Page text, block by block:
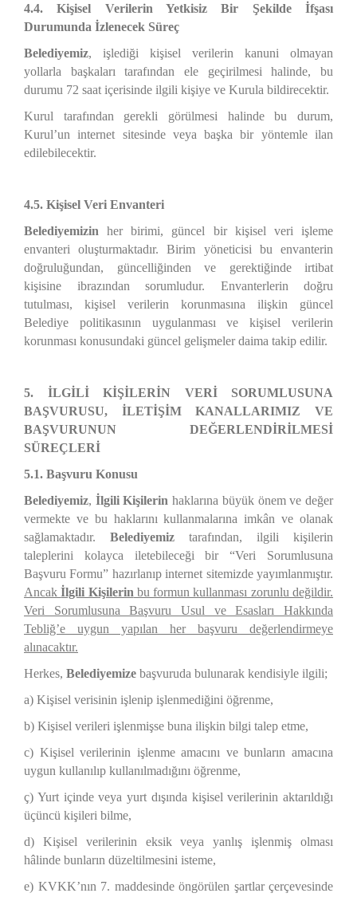
4.4. Kişisel Verilerin Yetkisiz Bir Şekilde İfşası
Durumunda İzlenecek Süreç
Belediyemiz, işlediği kişisel verilerin kanuni olmayan
yollarla başkaları tarafından ele geçirilmesi halinde, bu
durumu 72 saat içerisinde ilgili kişiye ve Kurula bildirecektir.
Kurul tarafından gerekli görülmesi halinde bu durum,
Kurul’un internet sitesinde veya başka bir yöntemle ilan
edilebilecektir.
4.5. Kişisel Veri Envanteri
Belediyemizin her birimi, güncel bir kişisel veri işleme
envanteri oluşturmaktadır. Birim yöneticisi bu envanterin
doğruluğundan, güncelliğinden ve gerektiğinde irtibat
kişisine ibrazından sorumludur. Envanterlerin doğru
tutulması, kişisel verilerin korunmasına ilişkin güncel
Belediye politikasının uygulanması ve kişisel verilerin
korunması konusundaki güncel gelişmeler daima takip edilir.
5. İLGİLİ KİŞİLERİN VERİ SORUMLUSUNA
BAŞVURUSU, İLETİŞİM KANALLARIMIZ VE
BAŞVURUNUN DEĞERLENDİRİLMESİ
SÜREÇLERİ
5.1. Başvuru Konusu
Belediyemiz, İlgili Kişilerin haklarına büyük önem ve değer
vermekte ve bu haklarını kullanmalarına imkân ve olanak
sağlamaktadır. Belediyemiz tarafından, ilgili kişilerin
taleplerini kolayca iletebileceği bir “Veri Sorumlusuna
Başvuru Formu” hazırlanıp internet sitemizde yayımlanmıştır.
Ancakİlgili Kişilerin bu formun kullanması zorunlu değildir.
Veri Sorumlusuna Başvuru Usul ve Esasları Hakkında
Tebliğ’e uygun yapılan her başvuru değerlendirmeye
alınacaktır.
Herkes, Belediyemize başvuruda bulunarak kendisiyle ilgili;
a) Kişisel verisinin işlenip işlenmediğini öğrenme,
b) Kişisel verileri işlenmişse buna ilişkin bilgi talep etme,
c) Kişisel verilerinin işlenme amacını ve bunların amacına
uygun kullanılıp kullanılmadığını öğrenme,
ç) Yurt içinde veya yurt dışında kişisel verilerinin aktarıldığı
üçüncü kişileri bilme,
d) Kişisel verilerinin eksik veya yanlış işlenmiş olması
hâlinde bunların düzeltilmesini isteme,
e) KVKK’nın 7. maddesinde öngörülen şartlar çerçevesinde